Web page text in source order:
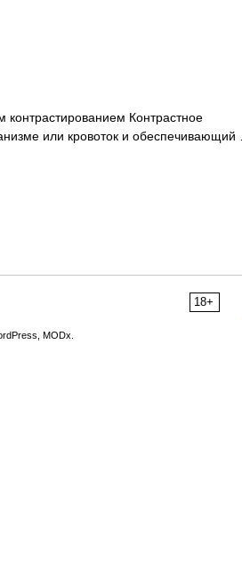
Контрастное
или кровоток и обеспечивающий
18+
MODx.